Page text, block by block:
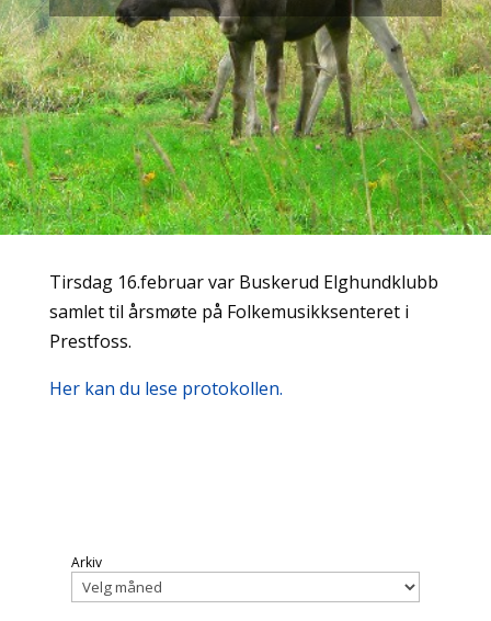
Tirsdag 16.februar var Buskerud Elghundklubb
samlet til årsmøte på Folkemusikksenteret i
Prestfoss.
Her kan du lese protokollen.
Arkiv